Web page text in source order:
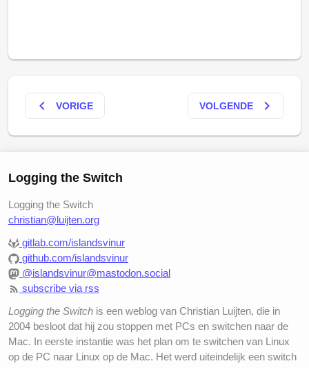
keyboard_arrow_left VORIGE VOLGENDE keyboard_arrow_right
Logging the Switch
Logging the Switch
christian@luijten.org
gitlab.com/islandsvinur
github.com/islandsvinur
@islandsvinur@mastodon.social
subscribe via rss
Logging the Switch is een weblog van Christian Luijten, die in
2004 besloot dat hij zou stoppen met PCs en switchen naar de
Mac. In eerste instantie was het plan om te switchen van Linux
op de PC naar Linux op de Mac. Het werd uiteindelijk een switch